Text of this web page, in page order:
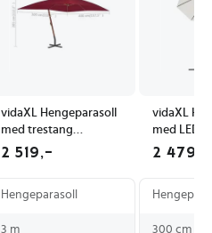
vidaXL Hengeparasoll
med trestang
400x300 cm vinrød
2 519,-
vidaXL
med LED-
sand
2 479,-
Hengeparasoll
3 m 300 cm